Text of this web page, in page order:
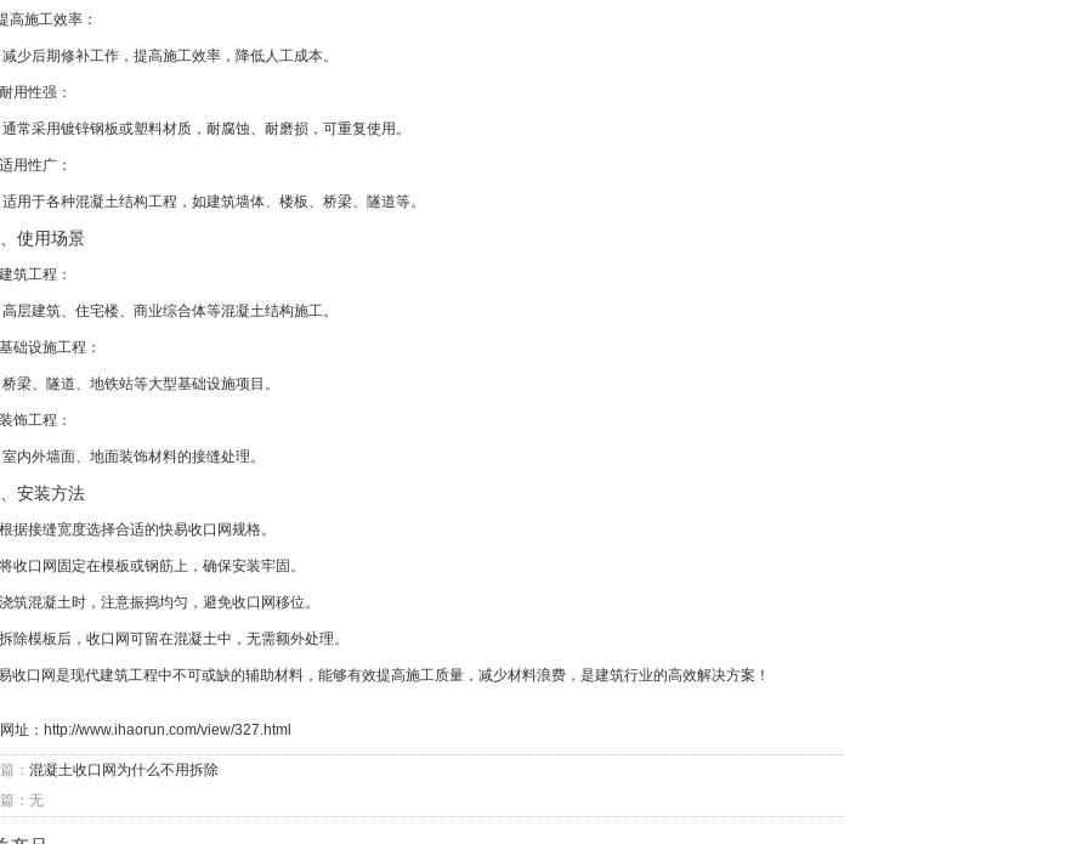
高施工效率：
少后期修补工作，提高施工效率，降低人工成本。
用性强：
常采用镀锌钢板或塑料材质，耐腐蚀、耐磨损，可重复使用。
用性广：
用于各种混凝土结构工程，如建筑墙体、楼板、桥梁、隧道等。
使用场景
筑工程：
层建筑、住宅楼、商业综合体等混凝土结构施工。
础设施工程：
梁、隧道、地铁站等大型基础设施项目。
饰工程：
内外墙面、地面装饰材料的接缝处理。
安装方法
据接缝宽度选择合适的快易收口网规格。
收口网固定在模板或钢筋上，确保安装牢固。
筑混凝土时，注意振捣均匀，避免收口网移位。
除模板后，收口网可留在混凝土中，无需额外处理。
收口网是现代建筑工程中不可或缺的辅助材料，能够有效提高施工质量，减少材料浪费，是建筑行业的高效解决方案！
址： http://www.ihaorun.com/view/327.html
： 混凝土收口网为什么不用拆除
：无